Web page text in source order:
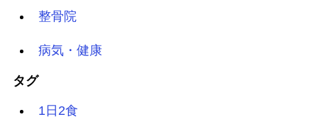
整骨院
病気・健康
タグ
1日2食